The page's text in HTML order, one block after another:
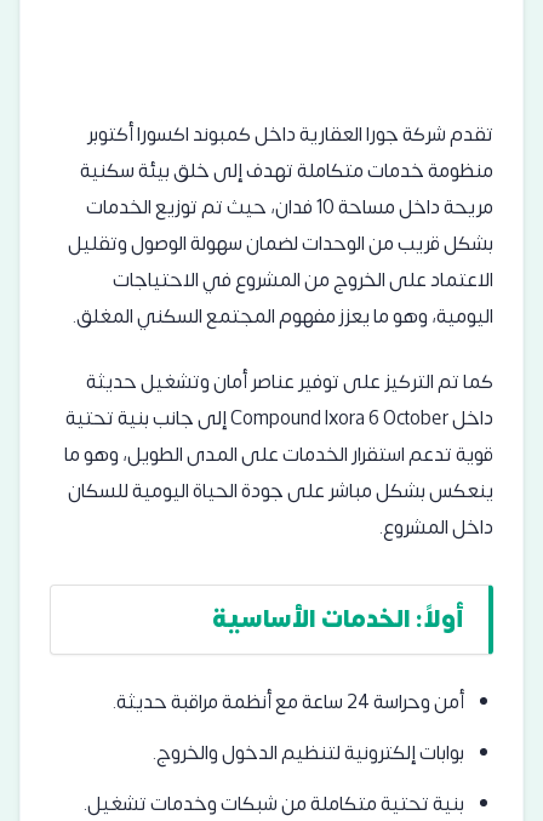
تقدم شركة جورا العقارية داخل كمبوند اكسورا أكتوبر
منظومة خدمات متكاملة تهدف إلى خلق بيئة سكنية
مريحة داخل مساحة 10 فدان، حيث تم توزيع الخدمات
بشكل قريب من الوحدات لضمان سهولة الوصول وتقليل
الاعتماد على الخروج من المشروع في الاحتياجات
اليومية، وهو ما يعزز مفهوم المجتمع السكني المغلق.
كما تم التركيز على توفير عناصر أمان وتشغيل حديثة
داخل Compound Ixora 6 October إلى جانب بنية تحتية
قوية تدعم استقرار الخدمات على المدى الطويل، وهو ما
ينعكس بشكل مباشر على جودة الحياة اليومية للسكان
داخل المشروع.
أولاً: الخدمات الأساسية
أمن وحراسة 24 ساعة مع أنظمة مراقبة حديثة.
بوابات إلكترونية لتنظيم الدخول والخروج.
بنية تحتية متكاملة من شبكات وخدمات تشغيل.